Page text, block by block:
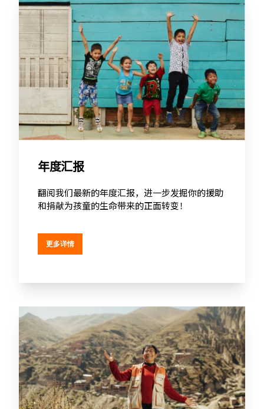
年度汇报
翻阅我们最新的年度汇报，进一步发掘你的援助
和捐献为孩童的生命带来的正面转变！
更多详情